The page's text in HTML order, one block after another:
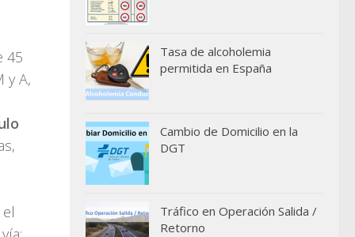
45
y A,
Tasa de alcoholemia
permitida en España
Cambio de Domicilio en la
DGT
Tráfico en Operación Salida /
Retorno